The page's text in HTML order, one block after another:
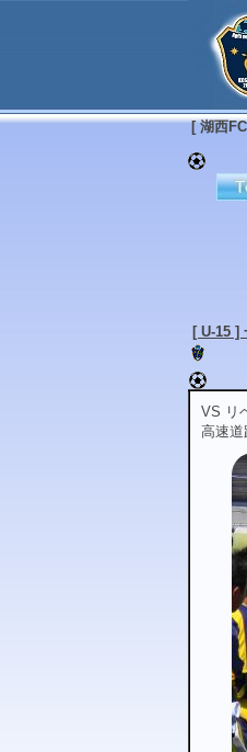
[ 湖西
[ U-15 ]
VS リ
高速道